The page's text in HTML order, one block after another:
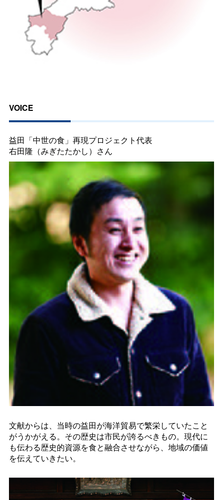
VOICE
益田「中世の食」再現プロジェクト代表
右田隆（みぎたたかし）さん
文献からは、当時の益田が海洋貿易で繁栄していたこと
がうかがえる。その歴史は市民が誇るべきもの。現代に
も伝わる歴史的資源を食と融合させながら、地域の価値
を伝えていきたい。